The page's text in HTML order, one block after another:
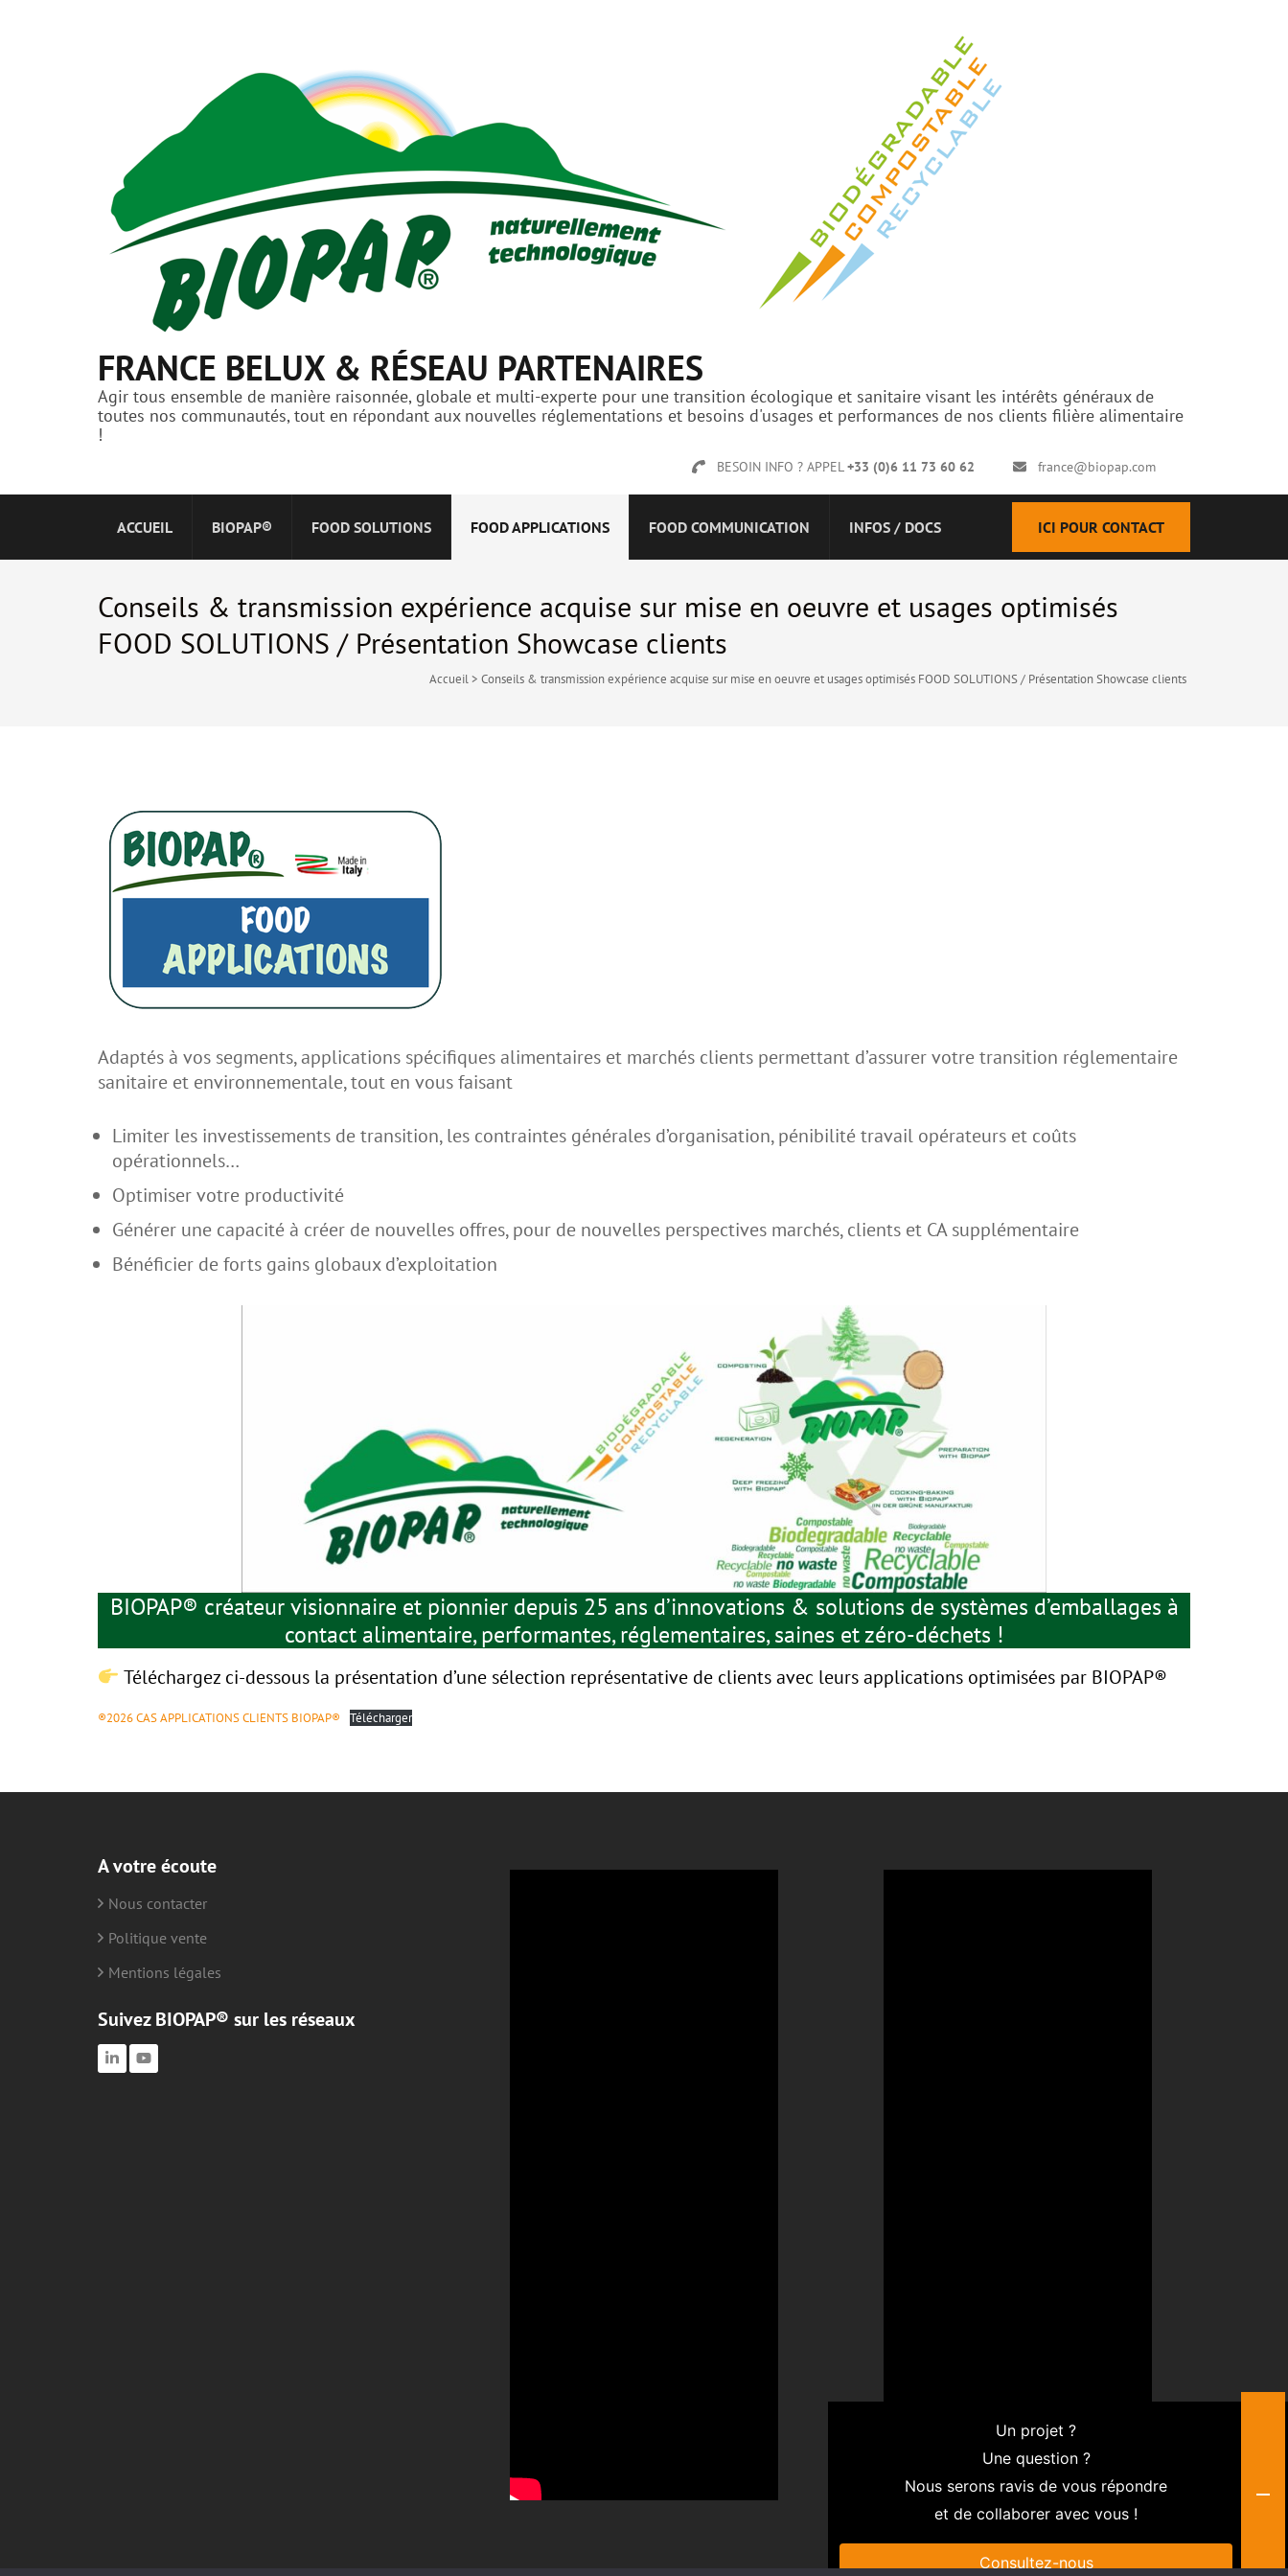
FRANCE BELUX & RÉSEAU PARTENAIRES
Agir tous ensemble de manière raisonnée, globale et multi-experte pour une transition écologique et sanitaire visant les intérêts généraux de
toutes nos communautés, tout en répondant aux nouvelles réglementations et besoins d'usages et performances de nos clients filière alimentaire
!
BESOIN INFO ? APPEL+33 (0)6 11 73 60 62 france@biopap.com
ACCUEIL BIOPAP® FOOD SOLUTIONS FOOD APPLICATIONS FOOD COMMUNICATION INFOS / DOCS ICI POUR CONTACT
Conseils & transmission expérience acquise sur mise en oeuvre et usages optimisés
FOOD SOLUTIONS / Présentation Showcase clients
Accueil> Conseils & transmission expérience acquise sur mise en oeuvre et usages optimisés FOOD SOLUTIONS / Présentation Showcase clients
Adaptés à vos segments, applications spécifiques alimentaires et marchés clients permettant d’assurer votre transition réglementaire
sanitaire et environnementale, tout en vous faisant
Limiter les investissements de transition, les contraintes générales d’organisation, pénibilité travail opérateurs et coûts
opérationnels…
Optimiser votre productivité
Générer une capacité à créer de nouvelles offres, pour de nouvelles perspectives marchés, clients et CA supplémentaire
Bénéficier de forts gains globaux d’exploitation
BIOPAP® créateur visionnaire et pionnier depuis 25 ans d’innovations & solutions de systèmes d’emballages à
contact alimentaire, performantes, réglementaires, saines et zéro-déchets !
Téléchargez ci-dessous la présentation d’une sélection représentative de clients avec leurs applications optimisées par BIOPAP®
®2026 CAS APPLICATIONS CLIENTS BIOPAP® Télécharger
A votre écoute
Nous contacter
Politique vente
Mentions légales
Suivez BIOPAP® sur les réseaux
Un projet ?
Une question ?
Nous serons ravis de vous répondre
et de collaborer avec vous !
Consultez-nous